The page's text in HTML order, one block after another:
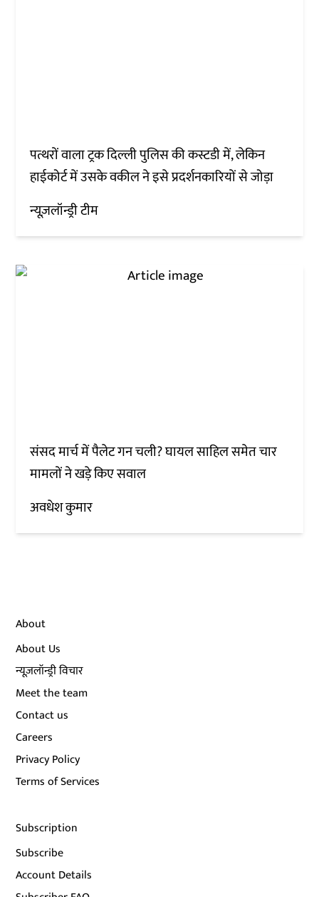
पत्थरों वाला ट्रक दिल्ली पुलिस की कस्टडी में, लेकिन
हाईकोर्ट में उसके वकील ने इसे प्रदर्शनकारियों से जोड़ा
न्यूज़लॉन्ड्री टीम
संसद मार्च में पैलेट गन चली? घायल साहिल समेत चार
मामलों ने खड़े किए सवाल
अवधेश कुमार
About
About Us
न्यूज़लॉन्ड्री विचार
Meet the team
Contact us
Careers
Privacy Policy
Terms of Services
Subscription
Subscribe
Account Details